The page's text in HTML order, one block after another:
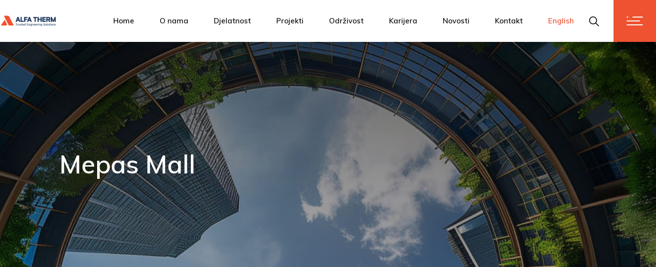
Home O nama
Alfa Therm
Upravljanje kvalitetom
Društvena odgovornost
Naši klijenti
Djelatnost
Projektna rješenja
Izvođenje radova
Automatika
Servis i održavanje
Upravljanje energijom
Projekti Održivost Karijera
ATH Tim
Povezani vrijednostima
Prijavi se!
Novosti Kontakt English
Alfa Therm
Društvena odgovornost
Naši klijenti
Projektna rješenja
Automatika
Servis i održavanje
Upravljanje energijom
ATH Tim
Prijavi se!
Mepas Mall